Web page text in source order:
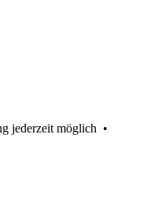
jederzeit möglich •